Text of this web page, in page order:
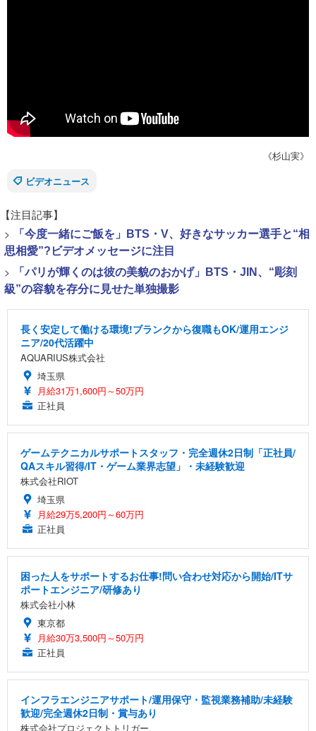
《杉山実》
ビデオニュース
【注目記事】
>
「今度一緒にご飯を」BTS・V、好きなサッカー選手と“相
思相愛”?ビデオメッセージに注目
>
「パリが輝くのは彼の美貌のおかげ」BTS・JIN、“彫刻
級”の容貌を存分に見せた単独撮影
長く安定して働ける環境!ブランクから復職もOK/運用エンジ
ニア/20代活躍中
AQUARIUS株式会社
埼玉県
月給31万1,600円～50万円
正社員
ゲームテクニカルサポートスタッフ・完全週休2日制「正社員/
QAスキル習得/IT・ゲーム業界志望」・未経験歓迎
株式会社RIOT
埼玉県
月給29万5,200円～60万円
正社員
困った人をサポートするお仕事!問い合わせ対応から開始/ITサ
ポートエンジニア/研修あり
株式会社小林
東京都
月給30万3,500円～50万円
正社員
インフラエンジニアサポート/運用保守・監視業務補助/未経験
歓迎/完全週休2日制・賞与あり
株式会社プロジェクトトリガー